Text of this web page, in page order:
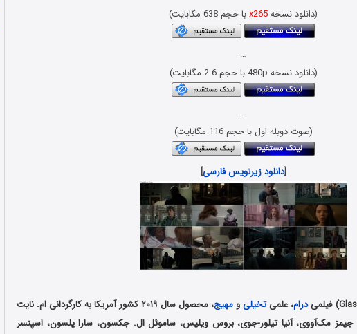
(دانلود نسخهx265با حجم 638 مگابایت)
…
(دانلود نسخه 480p با حجم 2.6 مگابایت)
…
(صوت دوبله اول با حجم 116 مگابایت)
[دانلود زیرنویس فارسی]
درام، علمیتخیلیو مهیج
، محصول سال ۲۰۱۹ کشور آمریکا به کارگردانی ام. نایت
جیمز مک‌آووی، آنیا تیلور-جوی، بروس ویلیس، ساموئل ال. جکسون، سارا پلسون، اسپنسر